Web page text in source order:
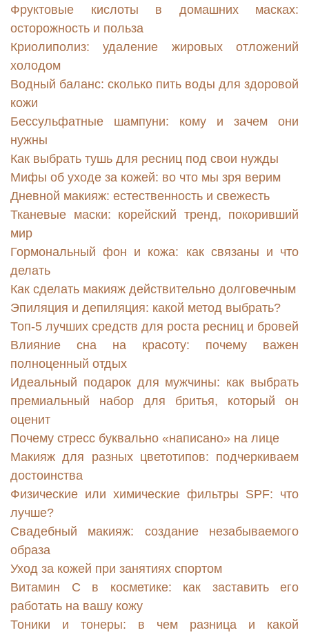
Фруктовые кислоты в домашних масках:
осторожность и польза
Криолиполиз: удаление жировых отложений
холодом
Водный баланс: сколько пить воды для здоровой
кожи
Бессульфатные шампуни: кому и зачем они
нужны
Как выбрать тушь для ресниц под свои нужды
Мифы об уходе за кожей: во что мы зря верим
Дневной макияж: естественность и свежесть
Тканевые маски: корейский тренд, покоривший
мир
Гормональный фон и кожа: как связаны и что
делать
Как сделать макияж действительно долговечным
Эпиляция и депиляция: какой метод выбрать?
Топ-5 лучших средств для роста ресниц и бровей
Влияние сна на красоту: почему важен
полноценный отдых
Идеальный подарок для мужчины: как выбрать
премиальный набор для бритья, который он
оценит
Почему стресс буквально «написано» на лице
Макияж для разных цветотипов: подчеркиваем
достоинства
Физические или химические фильтры SPF: что
лучше?
Свадебный макияж: создание незабываемого
образа
Уход за кожей при занятиях спортом
Витамин С в косметике: как заставить его
работать на вашу кожу
Тоники и тонеры: в чем разница и какой